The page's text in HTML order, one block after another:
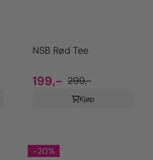
NSB Rød Tee
199,- 299,-
Kjøp
-20%